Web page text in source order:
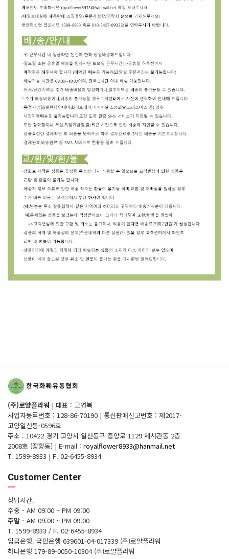
(주)로얄플라워 | 대표 : 고영복
사업자등록번호 : 128-86-70190 | 통신판매신고번호 : 제2017-
고양일산동-0596호
주소 : 10422 경기 고양시 일산동구 중앙로 1129 제서관동 2층
2008호 (장항동) | E-mail : royalflower8933@hanmail.net
T. 1599-8933 | F. 02-6455-8934
Customer Center
상담시간.
주중 - AM 09:00 ~ PM 09:00
주말 - AM 09:00 ~ PM 09:00
T. 1599-8933 / F. 02-6455-8934
입금은행. 국민은행 639601-04-017339 (주)로얄플라워
하나은행 179-89-0050-10304 (주)로얄플라워